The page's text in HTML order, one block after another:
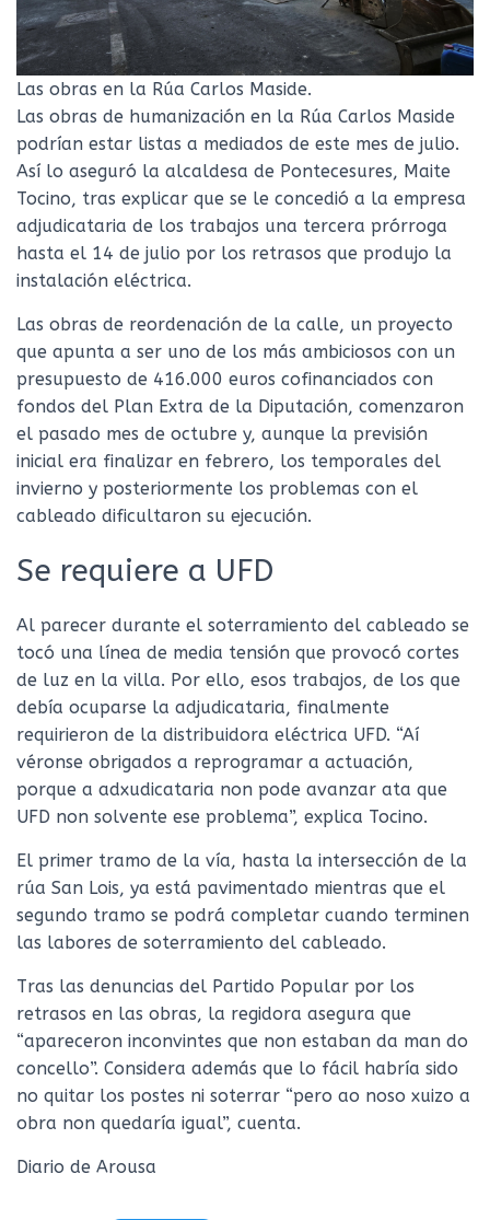
Las obras en la Rúa Carlos Maside.
Las obras de humanización en la Rúa Carlos Maside
podrían estar listas a mediados de este mes de julio.
Así lo aseguró la alcaldesa de Pontecesures, Maite
Tocino, tras explicar que se le concedió a la empresa
adjudicataria de los trabajos una tercera prórroga
hasta el 14 de julio por los retrasos que produjo la
instalación eléctrica.
Las obras de reordenación de la calle, un proyecto
que apunta a ser uno de los más ambiciosos con un
presupuesto de 416.000 euros cofinanciados con
fondos del Plan Extra de la Diputación, comenzaron
el pasado mes de octubre y, aunque la previsión
inicial era finalizar en febrero, los temporales del
invierno y posteriormente los problemas con el
cableado dificultaron su ejecución.
Se requiere a UFD
Al parecer durante el soterramiento del cableado se
tocó una línea de media tensión que provocó cortes
de luz en la villa. Por ello, esos trabajos, de los que
debía ocuparse la adjudicataria, finalmente
requirieron de la distribuidora eléctrica UFD. “Aí
véronse obrigados a reprogramar a actuación,
porque a adxudicataria non pode avanzar ata que
UFD non solvente ese problema”, explica Tocino.
El primer tramo de la vía, hasta la intersección de la
rúa San Lois, ya está pavimentado mientras que el
segundo tramo se podrá completar cuando terminen
las labores de soterramiento del cableado.
Tras las denuncias del Partido Popular por los
retrasos en las obras, la regidora asegura que
“apareceron inconvintes que non estaban da man do
concello”. Considera además que lo fácil habría sido
no quitar los postes ni soterrar “pero ao noso xuizo a
obra non quedaría igual”, cuenta.
Diario de Arousa